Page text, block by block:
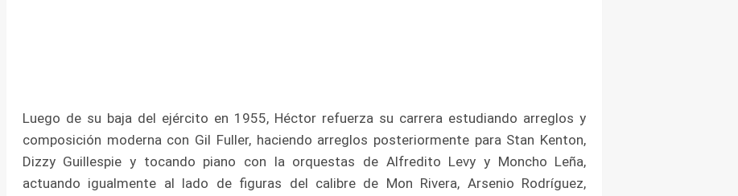
Luego de su baja del ejército en 1955, Héctor refuerza su carrera estudiando arreglos y
composición moderna con Gil Fuller, haciendo arreglos posteriormente para Stan Kenton,
Dizzy Guillespie y tocando piano con la orquestas de Alfredito Levy y Moncho Leña,
actuando igualmente al lado de figuras del calibre de Mon Rivera, Arsenio Rodríguez,